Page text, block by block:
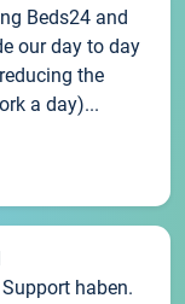
Beds24 and
our day to day
the
a day)...
haben.